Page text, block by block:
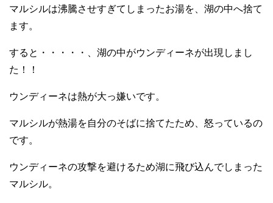
マルシルは沸騰させすぎてしまったお湯を、湖の中へ捨て
ます。
すると・・・・・、湖の中がウンディーネが出現しまし
た！！
ウンディーネは熱が大っ嫌いです。
マルシルが熱湯を自分のそばに捨てたため、怒っているの
です。
ウンディーネの攻撃を避けるため湖に飛び込んでしまった
マルシル。